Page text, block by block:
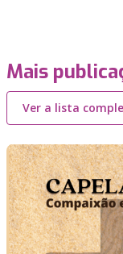
Mais
Ver a lista